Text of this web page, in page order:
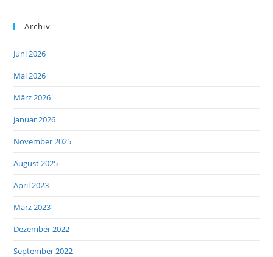
Archiv
Juni 2026
Mai 2026
März 2026
Januar 2026
November 2025
August 2025
April 2023
März 2023
Dezember 2022
September 2022